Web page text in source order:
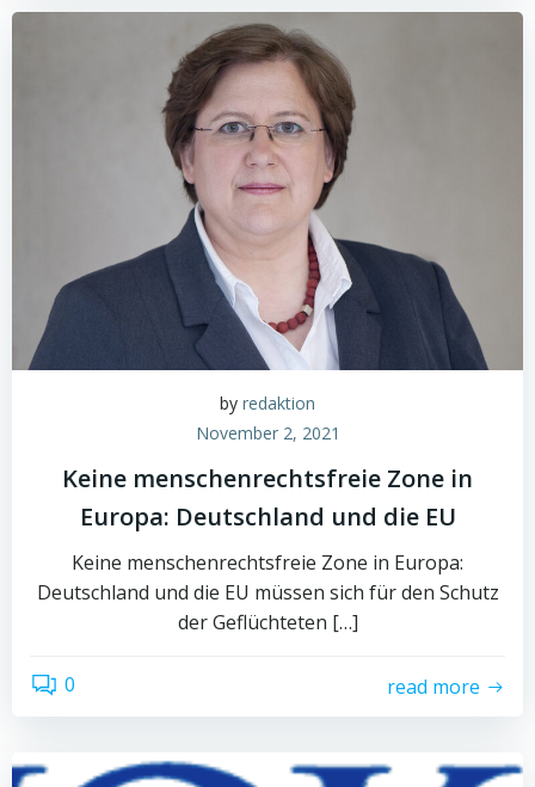
by redaktion
November 2, 2021
Keine menschenrechtsfreie Zone in
Europa: Deutschland und die EU
Keine menschenrechtsfreie Zone in Europa:
Deutschland und die EU müssen sich für den Schutz
der Geflüchteten […]
0 read more